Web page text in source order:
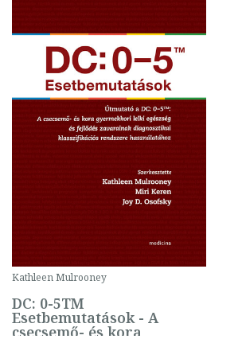
Kathleen Mulrooney
DC: 0-5TM
Esetbemutatások - A
csecsemő- és kora